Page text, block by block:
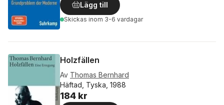
Lägg till
Skickas inom 3-6 vardagar
Holzfällen
Av Thomas Bernhard
Häftad, Tyska, 1988
184 kr